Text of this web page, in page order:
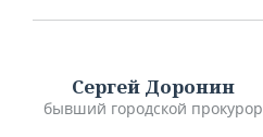
Сергей Доронин
бывший городской прокурор